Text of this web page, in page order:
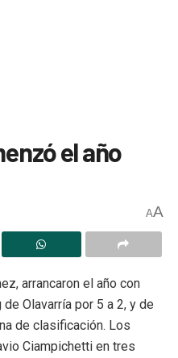
el año
AA
arrancaron el año con
Olavarría por 5 a 2, y de
de clasificación. Los
Ciampichetti en tres